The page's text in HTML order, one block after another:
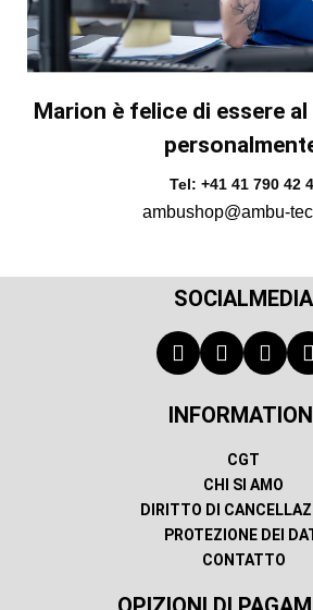
Marion è felice di essere
Tel: +41 41 790 42
ambushop@ambu-
SOCIALMEDIA
CGT
CHI SI AMO
DIRITTO DI
PROTEZIONE DEI
CONTATTO